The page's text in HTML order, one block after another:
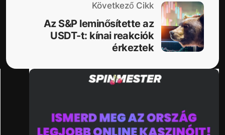
Következő Cikk
Az S&P leminősítette az
USDT-t: kínai reakciók
érkeztek